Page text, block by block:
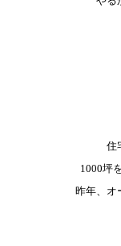
住
1000坪
昨年、オ